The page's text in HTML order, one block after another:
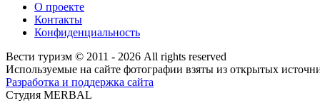
О проекте
Контакты
Конфиденциальность
Вести туризм © 2011 - 2026 All rights reserved
Используемые на сайте фотографии взяты из открытых
Разработка и поддержка сайта
Студия MERBAL